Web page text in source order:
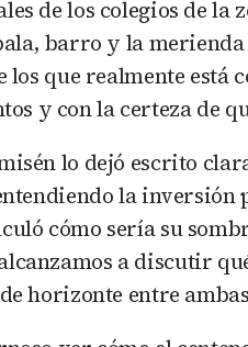
de los colegios de
barro y la merienda
que realmente está
y con la certeza de
lo dejó escrito
la inversión
cómo sería su
a discutir
horizonte entre